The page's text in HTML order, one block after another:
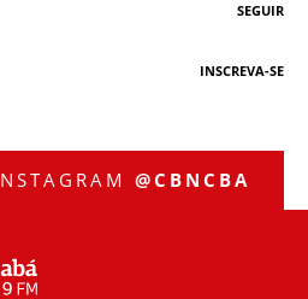
SEGUIR
INSCREVA-SE
@CBNCBA